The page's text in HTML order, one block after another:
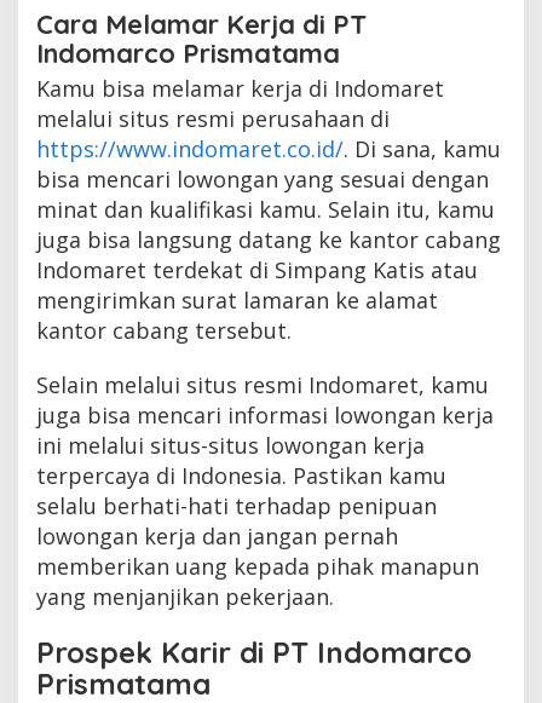
Cara Melamar Kerja di PT
Indomarco Prismatama
Kamu bisa melamar kerja di Indomaret
melalui situs resmi perusahaan di
https://www.indomaret.co.id/. Di sana, kamu
bisa mencari lowongan yang sesuai dengan
minat dan kualifikasi kamu. Selain itu, kamu
juga bisa langsung datang ke kantor cabang
Indomaret terdekat di Simpang Katis atau
mengirimkan surat lamaran ke alamat
kantor cabang tersebut.
Selain melalui situs resmi Indomaret, kamu
juga bisa mencari informasi lowongan kerja
ini melalui situs-situs lowongan kerja
terpercaya di Indonesia. Pastikan kamu
selalu berhati-hati terhadap penipuan
lowongan kerja dan jangan pernah
memberikan uang kepada pihak manapun
yang menjanjikan pekerjaan.
Prospek Karir di PT Indomarco
Prismatama